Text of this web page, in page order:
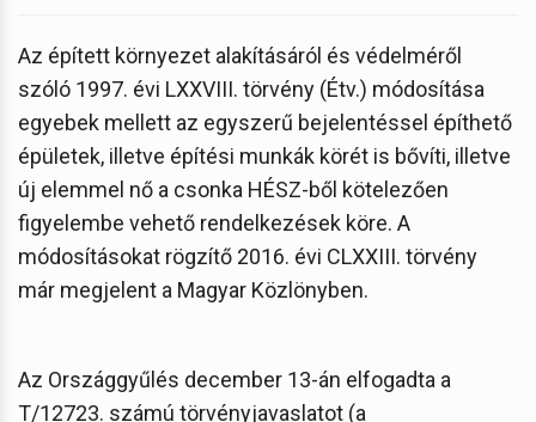
Az épített környezet alakításáról és védelméről
szóló 1997. évi LXXVIII. törvény (Étv.) módosítása
egyebek mellett az egyszerű bejelentéssel építhető
épületek, illetve építési munkák körét is bővíti, illetve
új elemmel nő a csonka HÉSZ-ből kötelezően
figyelembe vehető rendelkezések köre. A
módosításokat rögzítő 2016. évi CLXXIII. törvény
már megjelent a Magyar Közlönyben.
Az Országgyűlés december 13-án elfogadta a
T/12723. számú törvényjavaslatot (a